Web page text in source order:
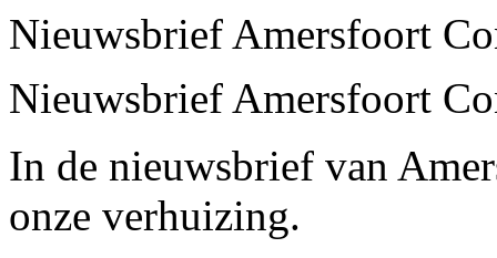
Nieuwsbrief Amersfoort
Nieuwsbrief Amersfoort
In de nieuwsbrief van
onze verhuizing.